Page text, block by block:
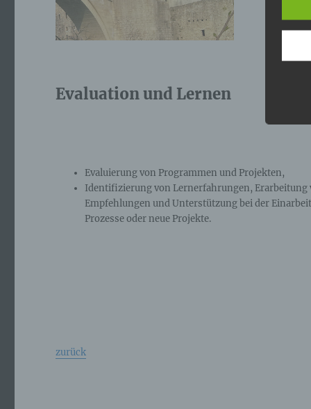
Evaluation und Lernen
Evaluierung von Programmen und Projekten,
Identifizierung von Lernerfahrungen, Erarbeitung
Empfehlungen und Unterstützung bei der
Prozesse oder neue Projekte.
zurück
a)